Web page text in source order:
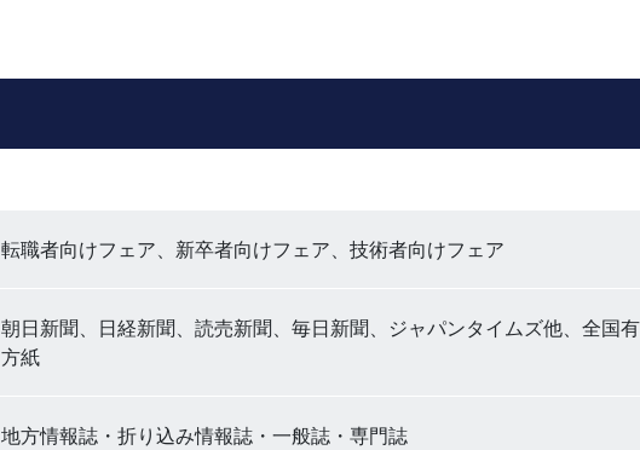
転職者向けフェア、新卒者向けフェア、技術者向けフェア
朝日新聞、日経新聞、読売新聞、毎日新聞、ジャパンタイムズ他、全国
方紙
地方情報誌・折り込み情報誌・一般誌・専門誌